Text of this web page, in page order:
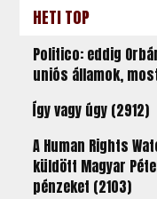
HETI TOP
Politico: eddig
uniós államok,
Így vagy úgy (2912)
A Human Rights
küldött Magyar
pénzeket (2103)